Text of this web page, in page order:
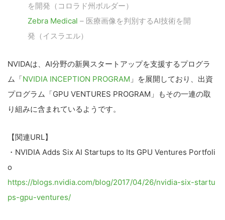
を開発（コロラド州ボルダー）
Zebra Medical – 医療画像を判別するAI技術を開
発（イスラエル）
NVIDAは、AI分野の新興スタートアップを支援するプログラ
ム「NVIDIA INCEPTION PROGRAM 」を展開しており、出資
プログラム「GPU VENTURES PROGRAM」もその一連の取
り組みに含まれているようです。
【関連URL】
・NVIDIA Adds Six AI Startups to Its GPU Ventures Portfoli
o
https://blogs.nvidia.com/blog/2017/04/26/nvidia-six-startu
ps-gpu-ventures/